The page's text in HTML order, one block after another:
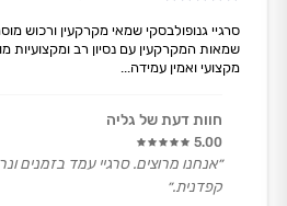
סרגיי גנופולבסקי שמאי מקרקעין ורכוש
שמאות המקרקעין עם נסיון רב ומקצועיות
מקצועי ואמין עמידה...
חוות דעת של גליה
5.00
״אנחנו מרוצים. סרגיי עמד בזמנים
קפדנית.״